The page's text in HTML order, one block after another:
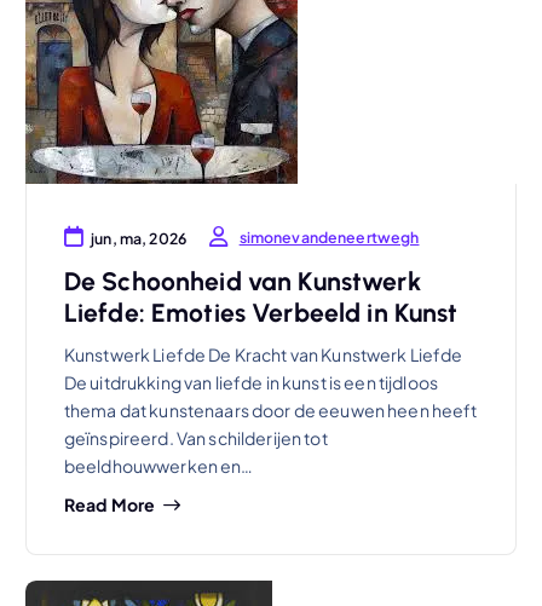
jun, ma, 2026 simonevandeneertwegh
De Schoonheid van Kunstwerk
Liefde: Emoties Verbeeld in Kunst
Kunstwerk Liefde De Kracht van Kunstwerk Liefde
De uitdrukking van liefde in kunst is een tijdloos
thema dat kunstenaars door de eeuwen heen heeft
geïnspireerd. Van schilderijen tot
beeldhouwwerken en…
Read More